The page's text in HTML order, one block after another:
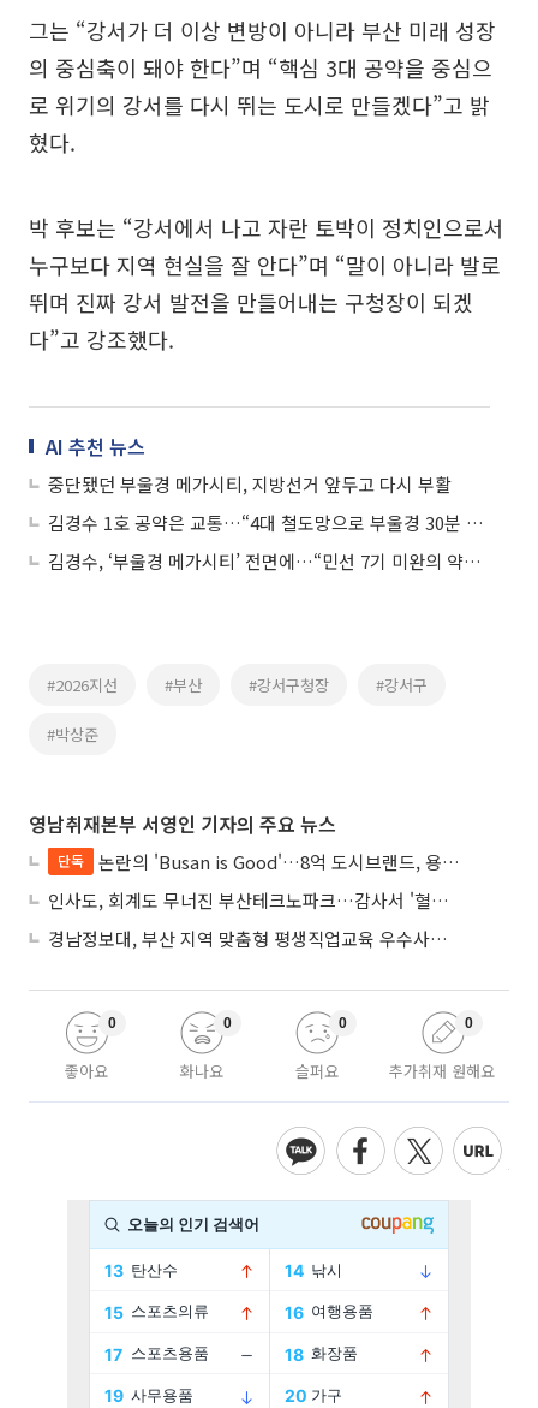
그는 “강서가 더 이상 변방이 아니라 부산 미래 성장
의 중심축이 돼야 한다”며 “핵심 3대 공약을 중심으
로 위기의 강서를 다시 뛰는 도시로 만들겠다”고 밝
혔다.
박 후보는 “강서에서 나고 자란 토박이 정치인으로서
누구보다 지역 현실을 잘 안다”며 “말이 아니라 발로
뛰며 진짜 강서 발전을 만들어내는 구청장이 되겠
다”고 강조했다.
AI 추천 뉴스
중단됐던 부울경 메가시티, 지방선거 앞두고 다시 부활
김경수 1호 공약은 교통…“4대 철도망으로 부울경 30분 생활권”
김경수, ‘부울경 메가시티’ 전면에…“민선 7기 미완의 약속 완수”
#2026지선 #부산 #강서구청장 #강서구
#박상준
영남취재본부 서영인 기자의 주요 뉴스
단독
논란의 'Busan is Good'…8억 도시브랜드, 용산 대통령실 CI 업체가 수행
인사도, 회계도 무너진 부산테크노파크…감사서 '혈세 유용·인사 뒤집기' 적발
경남정보대, 부산 지역 맞춤형 평생직업교육 우수사례로 혁신 주도
좋아요
0
화나요
0
슬퍼요
0
추가취재 원해요
0